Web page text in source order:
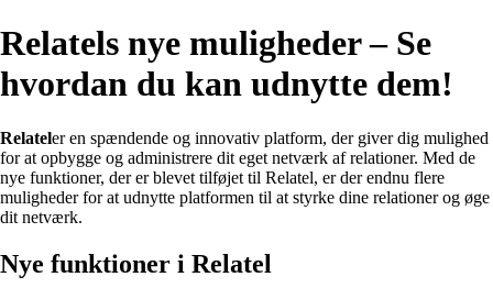
Relatels nye muligheder – Se
hvordan du kan udnytte dem!
Relateler en spændende og innovativ platform, der giver dig mulighed
for at opbygge og administrere dit eget netværk af relationer. Med de
nye funktioner, der er blevet tilføjet til Relatel, er der endnu flere
muligheder for at udnytte platformen til at styrke dine relationer og øge
dit netværk.
Nye funktioner i Relatel